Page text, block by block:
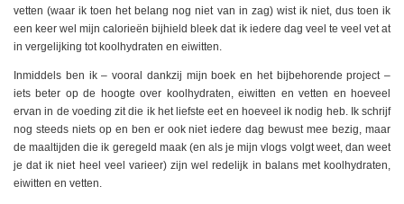
vetten (waar ik toen het belang nog niet van in zag) wist ik niet, dus toen ik
een keer wel mijn calorieën bijhield bleek dat ik iedere dag veel te veel vet at
in vergelijking tot koolhydraten en eiwitten.
Inmiddels ben ik – vooral dankzij mijn boek en het bijbehorende project –
iets beter op de hoogte over koolhydraten, eiwitten en vetten en hoeveel
ervan in de voeding zit die ik het liefste eet en hoeveel ik nodig heb. Ik schrijf
nog steeds niets op en ben er ook niet iedere dag bewust mee bezig, maar
de maaltijden die ik geregeld maak (en als je mijn vlogs volgt weet, dan weet
je dat ik niet heel veel varieer) zijn wel redelijk in balans met koolhydraten,
eiwitten en vetten.